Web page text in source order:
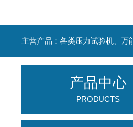
主营产品：各类压力试验机、万
产品中心
PRODUCTS